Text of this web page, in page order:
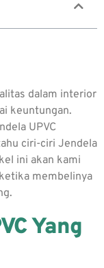
dalam interior
keuntungan.
UPVC
ciri-ciri Jendela
ini akan kami
membelinya
Yang